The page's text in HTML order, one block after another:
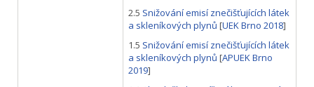
2.5 Snižování emisí znečišťujících látek
a skleníkových plynů [UEK Brno 2018]
1.5 Snižování emisí znečišťujících látek
a skleníkových plynů [APUEK Brno
2019]